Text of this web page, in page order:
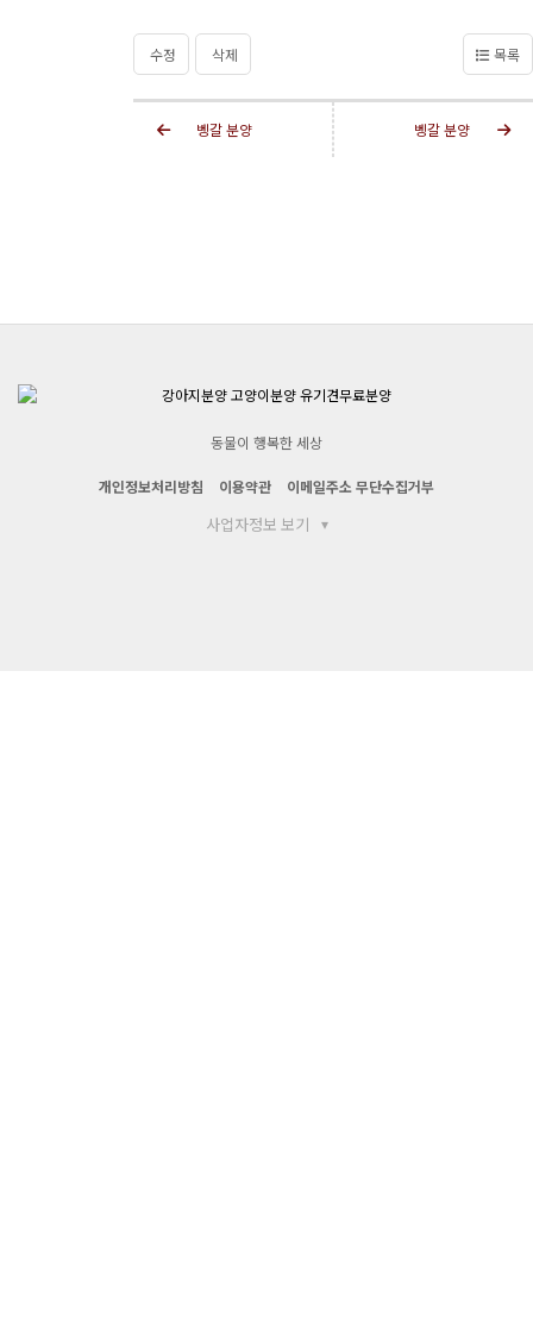
수정 삭제 목록
벵갈 분양 벵갈 분양
동물이 행복한 세상
개인정보처리방침 이용약관 이메일주소 무단수집거부
사업자정보 보기 ▾